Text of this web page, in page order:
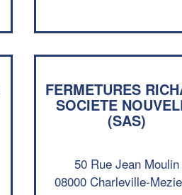
FERMETURES
SOCIETE
(SAS)
50 Rue Jean Moulin
08000 Charleville-